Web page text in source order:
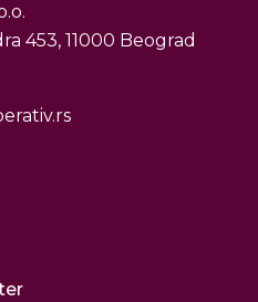
453, 11000 Beograd